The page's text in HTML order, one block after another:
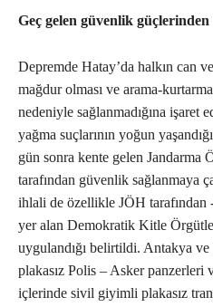
Geç gelen güvenlik
Depremde Hatay’da halkın can
mağdur olması ve arama-
nedeniyle sağlanmadığına işaret
yağma suçlarının yoğun
gün sonra kente gelen Jandarma
tarafından güvenlik sağlanmaya
ihlali de özellikle JÖH tarafından
yer alan Demokratik Kitle
uygulandığı belirtildi. Antakya
plakasız Polis – Asker panzerleri
içlerinde sivil giyimli plakasız